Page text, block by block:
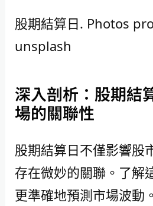
股期結算日. Photos
unsplash
深入剖析：股期結
場的關聯性
股期結算日不僅影響股
存在微妙的關聯。了解
更準確地預測市場波動。